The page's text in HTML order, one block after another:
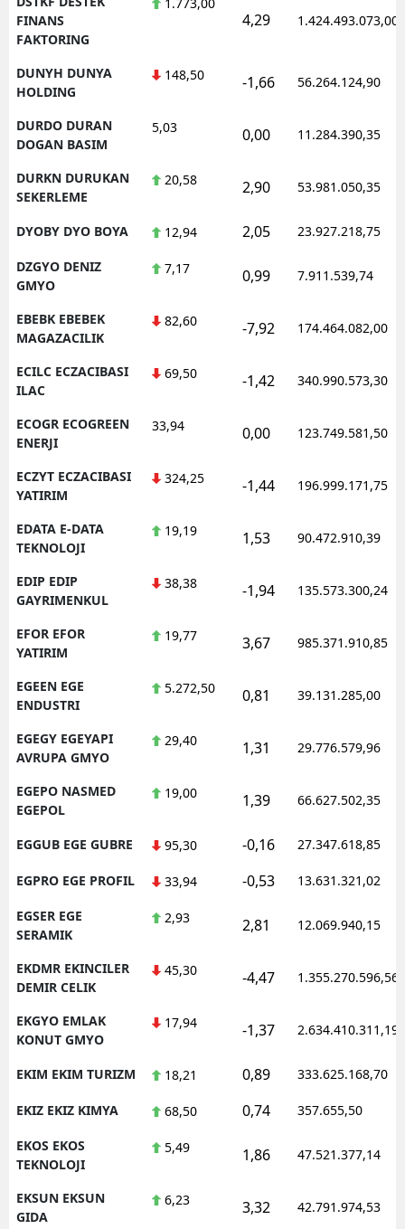
FINANS
FAKTORING
4,29 1.424.493.073,00
DUNYH DUNYA
HOLDING
148,50 -1,66 56.264.124,90
DURDO DURAN
DOGAN BASIM
5,03 0,00 11.284.390,35
DURKN DURUKAN
SEKERLEME
20,58 2,90 53.981.050,35
DYOBY DYO BOYA 12,94 2,05 23.927.218,75
DZGYO DENIZ
GMYO
7,17 0,99 7.911.539,74
EBEBK EBEBEK
MAGAZACILIK
82,60 -7,92 174.464.082,00
ECILC ECZACIBASI
ILAC
69,50 -1,42 340.990.573,30
ECOGR ECOGREEN
ENERJI
33,94 0,00 123.749.581,50
ECZYT ECZACIBASI
YATIRIM
324,25 -1,44 196.999.171,75
EDATA E-DATA
TEKNOLOJI
19,19 1,53 90.472.910,39
EDIP EDIP
GAYRIMENKUL
38,38 -1,94 135.573.300,24
EFOR EFOR
YATIRIM
19,77 3,67 985.371.910,85
EGEEN EGE
ENDUSTRI
5.272,50 0,81 39.131.285,00
EGEGY EGEYAPI
AVRUPA GMYO
29,40 1,31 29.776.579,96
EGEPO NASMED
EGEPOL
19,00 1,39 66.627.502,35
EGGUB EGE GUBRE 95,30 -0,16 27.347.618,85
EGPRO EGE PROFIL 33,94 -0,53 13.631.321,02
EGSER EGE
SERAMIK
2,93 2,81 12.069.940,15
EKDMR EKINCILER
DEMIR CELIK
45,30 -4,47 1.355.270.596,56
EKGYO EMLAK
KONUT GMYO
17,94 -1,37 2.634.410.311,19
EKIM EKIM TURIZM 18,21 0,89 333.625.168,70
EKIZ EKIZ KIMYA 68,50 0,74 357.655,50
EKOS EKOS
TEKNOLOJI
5,49 1,86 47.521.377,14
EKSUN EKSUN
GIDA
6,23 3,32 42.791.974,53